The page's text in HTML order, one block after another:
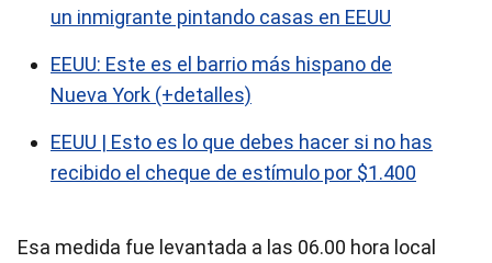
un inmigrante pintando casas en EEUU
EEUU: Este es el barrio más hispano de
Nueva York (+detalles)
EEUU | Esto es lo que debes hacer si no has
recibido el cheque de estímulo por $1.400
Esa medida fue levantada a las 06.00 hora local